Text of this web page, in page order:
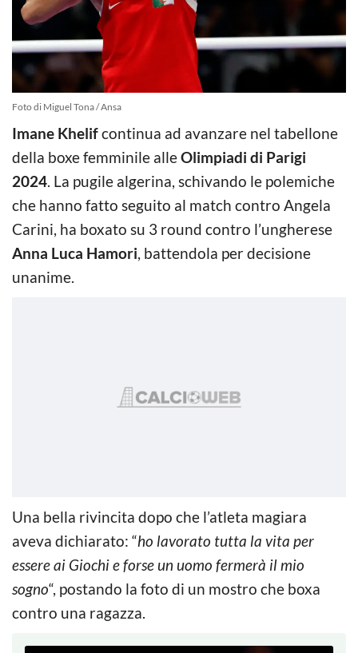
Foto di Miguel Tona / Ansa
Imane Khelifcontinua ad avanzare nel tabellone
della boxe femminile alleOlimpiadi di Parigi
2024. La pugile algerina, schivando le polemiche
che hanno fatto seguito al match contro Angela
Carini, ha boxato su 3 round contro l’ungherese
Anna Luca Hamori, battendola per decisione
unanime.
Una bella rivincita dopo che l’atleta magiara
aveva dichiarato: “ho lavorato tutta la vita per
essere ai Giochi e forse un uomo fermerà il mio
sogno“, postando la foto di un mostro che boxa
contro una ragazza.